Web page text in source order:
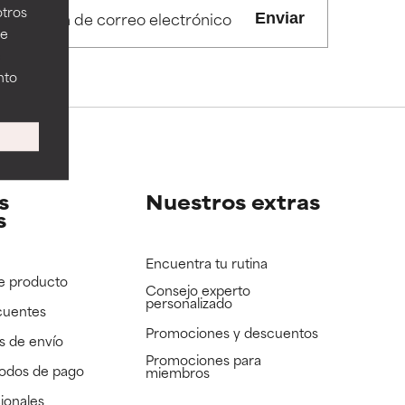
Enviar
producto
de envío
de pago
Nuestros extras
Encuentra tu rutina
Consejo experto
personalizado
Promociones y descuentos​
Promociones para
miembros